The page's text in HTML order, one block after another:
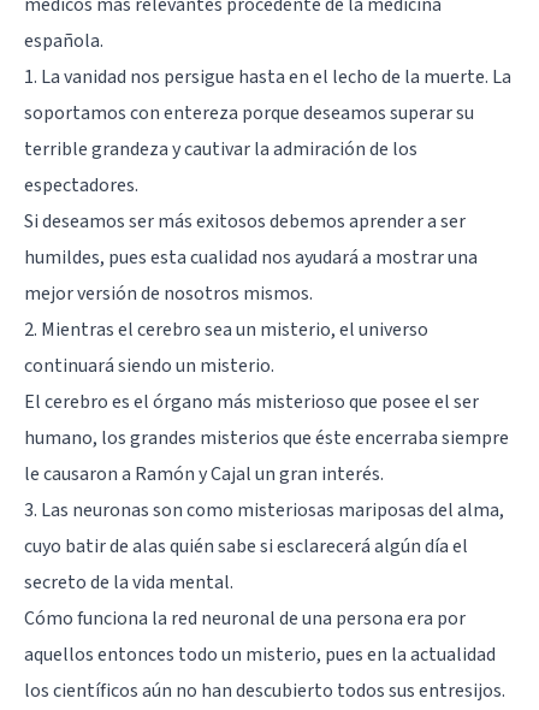
española.
1. La vanidad nos persigue hasta en el lecho de la muerte. La
soportamos con entereza porque deseamos superar su
terrible grandeza y cautivar la admiración de los
espectadores.
Si deseamos ser más exitosos debemos aprender a ser
humildes, pues esta cualidad nos ayudará a mostrar una
mejor versión de nosotros mismos.
2. Mientras el cerebro sea un misterio, el universo
continuará siendo un misterio.
El cerebro es el órgano más misterioso que posee el ser
humano, los grandes misterios que éste encerraba siempre
le causaron a Ramón y Cajal un gran interés.
3. Las neuronas son como misteriosas mariposas del alma,
cuyo batir de alas quién sabe si esclarecerá algún día el
secreto de la vida mental.
Cómo funciona la red neuronal de una persona era por
aquellos entonces todo un misterio, pues en la actualidad
los científicos aún no han descubierto todos sus entresijos.